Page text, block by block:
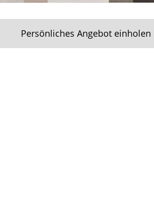
Persönliches Angebot einholen